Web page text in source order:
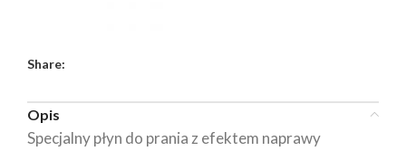
Share:
Opis
Specjalny płyn do prania z efektem naprawy